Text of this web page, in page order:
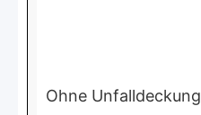
Ohne